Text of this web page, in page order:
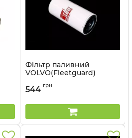
Фільтр паливний
VOLVO(Fleetguard)
Артикул:
544 грн